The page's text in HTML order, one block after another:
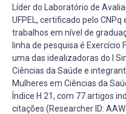
Líder do Laboratório de
UFPEL, certificado pelo
trabalhos em nível de
linha de pesquisa é Exercício
uma das idealizadoras do I
Ciências da Saúde e
Mulheres em Ciências da
Índice H 21, com 77 artigos
citações (Researcher ID: